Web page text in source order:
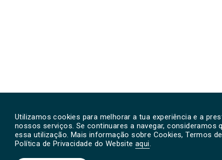
Utilizamos cookies para melhorar a tua experiência e a
nossos serviços. Se continuares a navegar, consideramos
essa utilização. Mais informação sobre Cookies, Termos
Política de Privacidade do Website aqui.